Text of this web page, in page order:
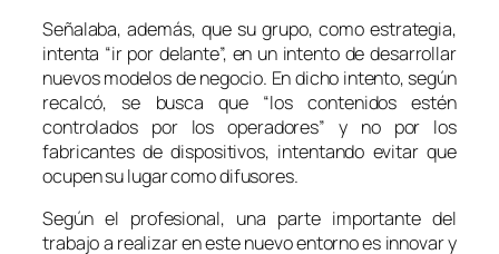
Señalaba, además, que su grupo, como estrategia,
intenta “ir por delante”, en un intento de desarrollar
nuevos modelos de negocio. En dicho intento, según
recalcó, se busca que “los contenidos estén
controlados por los operadores” y no por los
fabricantes de dispositivos, intentando evitar que
ocupen su lugar como difusores.
Según el profesional, una parte importante del
trabajo a realizar en este nuevo entorno es innovar y